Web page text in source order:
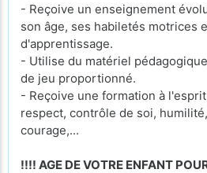
- Reçoive un enseignement
son âge, ses habiletés motrices
d'apprentissage.
- Utilise du matériel
de jeu proportionné.
- Reçoive une formation à
respect, contrôle de soi,
courage,...
!!!! AGE DE VOTRE ENFANT